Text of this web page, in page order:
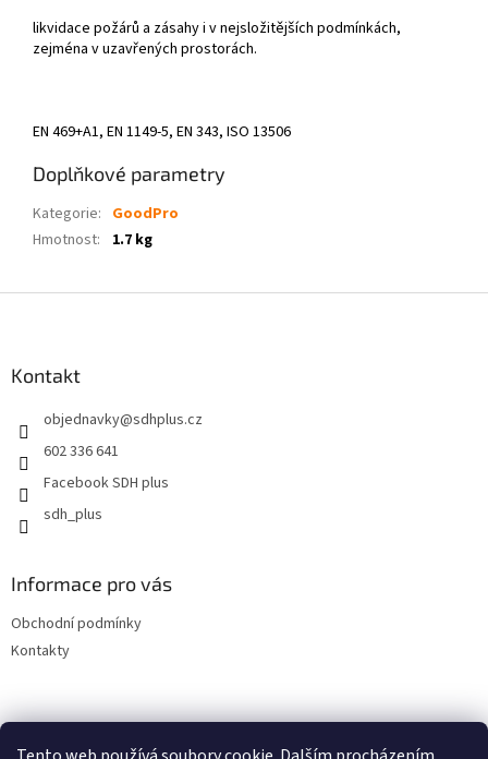
likvidace požárů a zásahy i v nejsložitějších podmínkách,
zejména v uzavřených prostorách.
EN 469+A1, EN 1149-5, EN 343, ISO 13506
Doplňkové parametry
Kategorie: GoodPro
Hmotnost: 1.7 kg
Kontakt
objednavky@sdhplus.cz
602 336 641
Facebook SDH plus
sdh_plus
Informace pro vás
Obchodní podmínky
Kontakty